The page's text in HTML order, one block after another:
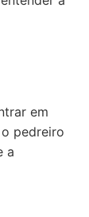
em
pedreiro
a